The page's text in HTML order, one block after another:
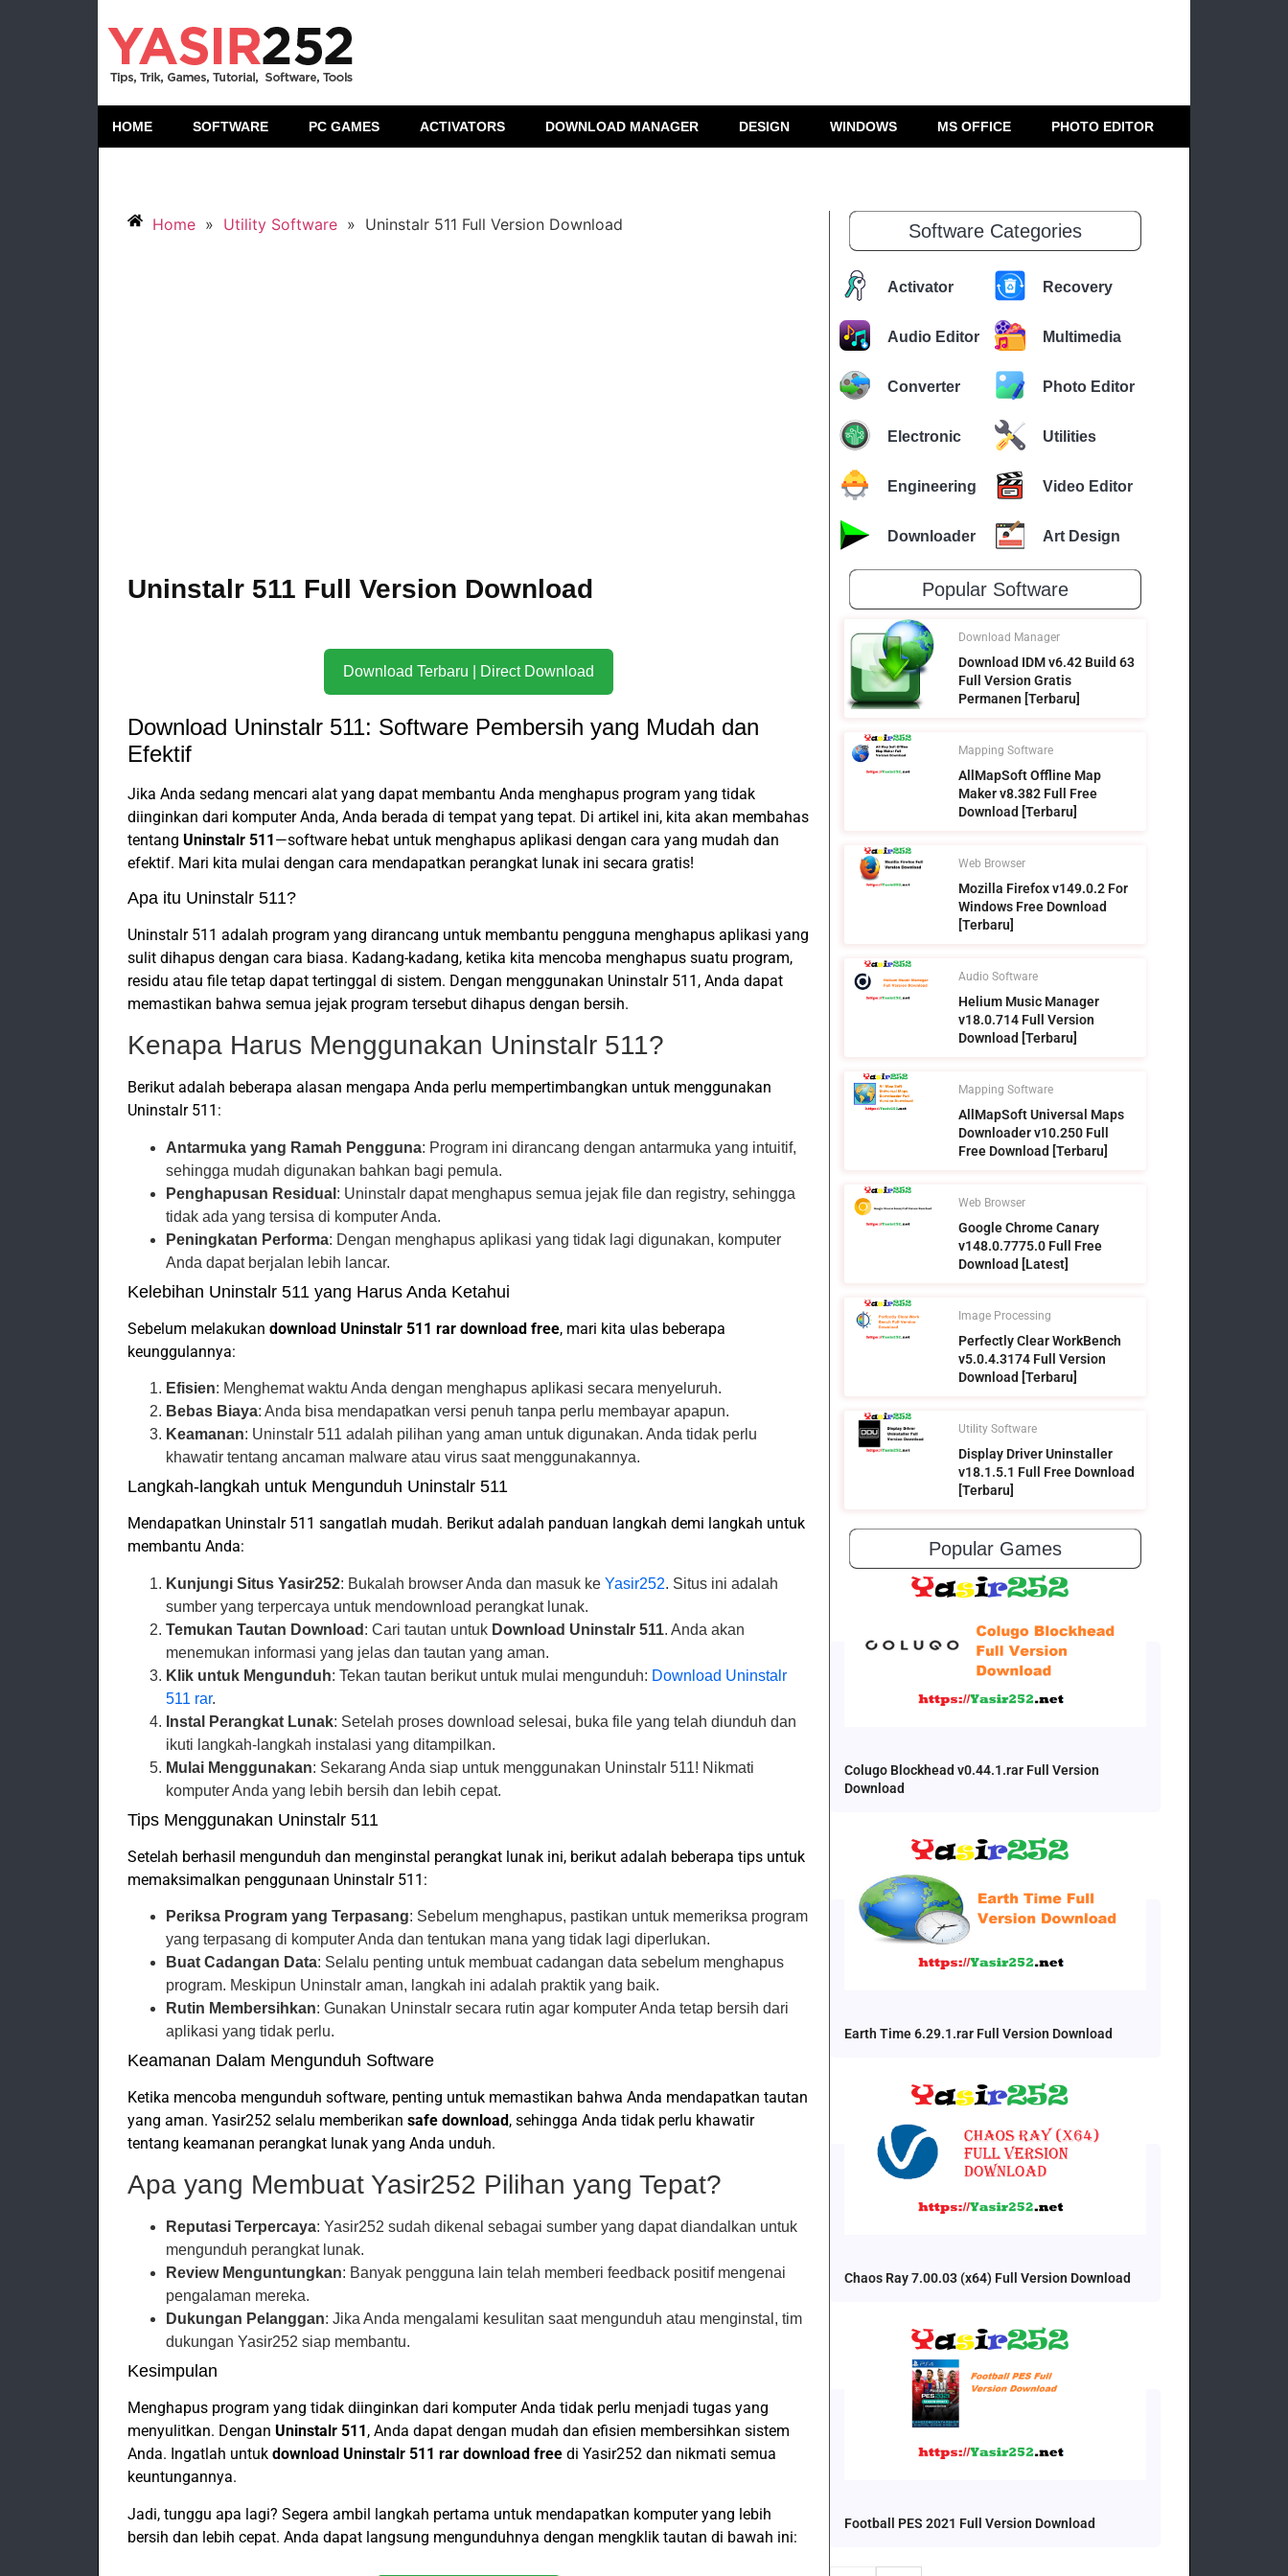
HOME SOFTWARE PC GAMES ACTIVATORS DOWNLOAD MANAGER DESIGN WINDOWS MS OFFICE PHOTO EDITOR
Home » Utility Software » Uninstalr 511 Full Version Download
Uninstalr 511 Full Version Download
Download Terbaru | Direct Download
Download Uninstalr 511: Software Pembersih yang Mudah dan
Efektif
Jika Anda sedang mencari alat yang dapat membantu Anda menghapus program yang tidak
diinginkan dari komputer Anda, Anda berada di tempat yang tepat. Di artikel ini, kita akan membahas
tentang Uninstalr 511—software hebat untuk menghapus aplikasi dengan cara yang mudah dan
efektif. Mari kita mulai dengan cara mendapatkan perangkat lunak ini secara gratis!
Apa itu Uninstalr 511?
Uninstalr 511 adalah program yang dirancang untuk membantu pengguna menghapus aplikasi yang
sulit dihapus dengan cara biasa. Kadang-kadang, ketika kita mencoba menghapus suatu program,
residu atau file tetap dapat tertinggal di sistem. Dengan menggunakan Uninstalr 511, Anda dapat
memastikan bahwa semua jejak program tersebut dihapus dengan bersih.
Kenapa Harus Menggunakan Uninstalr 511?
Berikut adalah beberapa alasan mengapa Anda perlu mempertimbangkan untuk menggunakan
Uninstalr 511:
Antarmuka yang Ramah Pengguna: Program ini dirancang dengan antarmuka yang intuitif,
sehingga mudah digunakan bahkan bagi pemula.
Penghapusan Residual : Uninstalr dapat menghapus semua jejak file dan registry, sehingga
tidak ada yang tersisa di komputer Anda.
Peningkatan Performa: Dengan menghapus aplikasi yang tidak lagi digunakan, komputer
Anda dapat berjalan lebih lancar.
Kelebihan Uninstalr 511 yang Harus Anda Ketahui
Sebelum melakukan download Uninstalr 511 rar download free, mari kita ulas beberapa
keunggulannya:
Efisien: Menghemat waktu Anda dengan menghapus aplikasi secara menyeluruh.
Bebas Biaya: Anda bisa mendapatkan versi penuh tanpa perlu membayar apapun.
Keamanan: Uninstalr 511 adalah pilihan yang aman untuk digunakan. Anda tidak perlu
khawatir tentang ancaman malware atau virus saat menggunakannya.
Langkah-langkah untuk Mengunduh Uninstalr 511
Mendapatkan Uninstalr 511 sangatlah mudah. Berikut adalah panduan langkah demi langkah untuk
membantu Anda:
Kunjungi Situs Yasir252: Bukalah browser Anda dan masuk ke Yasir252. Situs ini adalah
sumber yang terpercaya untuk mendownload perangkat lunak.
Temukan Tautan Download : Cari tautan untuk Download Uninstalr 511. Anda akan
menemukan informasi yang jelas dan tautan yang aman.
Klik untuk Mengunduh: Tekan tautan berikut untuk mulai mengunduh: Download Uninstalr
511 rar.
Instal Perangkat Lunak: Setelah proses download selesai, buka file yang telah diunduh dan
ikuti langkah-langkah instalasi yang ditampilkan.
Mulai Menggunakan: Sekarang Anda siap untuk menggunakan Uninstalr 511! Nikmati
komputer Anda yang lebih bersih dan lebih cepat.
Tips Menggunakan Uninstalr 511
Setelah berhasil mengunduh dan menginstal perangkat lunak ini, berikut adalah beberapa tips untuk
memaksimalkan penggunaan Uninstalr 511:
Periksa Program yang Terpasang: Sebelum menghapus, pastikan untuk memeriksa program
yang terpasang di komputer Anda dan tentukan mana yang tidak lagi diperlukan.
Buat Cadangan Data: Selalu penting untuk membuat cadangan data sebelum menghapus
program. Meskipun Uninstalr aman, langkah ini adalah praktik yang baik.
Rutin Membersihkan: Gunakan Uninstalr secara rutin agar komputer Anda tetap bersih dari
aplikasi yang tidak perlu.
Keamanan Dalam Mengunduh Software
Ketika mencoba mengunduh software, penting untuk memastikan bahwa Anda mendapatkan tautan
yang aman. Yasir252 selalu memberikan safe download, sehingga Anda tidak perlu khawatir
tentang keamanan perangkat lunak yang Anda unduh.
Apa yang Membuat Yasir252 Pilihan yang Tepat?
Reputasi Terpercaya: Yasir252 sudah dikenal sebagai sumber yang dapat diandalkan untuk
mengunduh perangkat lunak.
Review Menguntungkan: Banyak pengguna lain telah memberi feedback positif mengenai
pengalaman mereka.
Dukungan Pelanggan: Jika Anda mengalami kesulitan saat mengunduh atau menginstal, tim
dukungan Yasir252 siap membantu.
Kesimpulan
Menghapus program yang tidak diinginkan dari komputer Anda tidak perlu menjadi tugas yang
menyulitkan. Dengan Uninstalr 511 , Anda dapat dengan mudah dan efisien membersihkan sistem
Anda. Ingatlah untuk download Uninstalr 511 rar download free di Yasir252 dan nikmati semua
keuntungannya.
Jadi, tunggu apa lagi? Segera ambil langkah pertama untuk mendapatkan komputer yang lebih
bersih dan lebih cepat. Anda dapat langsung mengunduhnya dengan mengklik tautan di bawah ini:
Software Categories
Activator Recovery
Audio Editor Multimedia
Converter Photo Editor
Electronic Utilities
Engineering Video Editor
Downloader Art Design
Popular Software
Download Manager
Download IDM v6.42 Build 63
Full Version Gratis
Permanen [Terbaru]
Mapping Software
AllMapSoft Offline Map
Maker v8.382 Full Free
Download [Terbaru]
Web Browser
Mozilla Firefox v149.0.2 For
Windows Free Download
[Terbaru]
Audio Software
Helium Music Manager
v18.0.714 Full Version
Download [Terbaru]
Mapping Software
AllMapSoft Universal Maps
Downloader v10.250 Full
Free Download [Terbaru]
Web Browser
Google Chrome Canary
v148.0.7775.0 Full Free
Download [Latest]
Image Processing
Perfectly Clear WorkBench
v5.0.4.3174 Full Version
Download [Terbaru]
Utility Software
Display Driver Uninstaller
v18.1.5.1 Full Free Download
[Terbaru]
Popular Games
Colugo Blockhead v0.44.1.rar Full Version
Download
Earth Time 6.29.1.rar Full Version Download
Chaos Ray 7.00.03 (x64) Full Version Download
Football PES 2021 Full Version Download